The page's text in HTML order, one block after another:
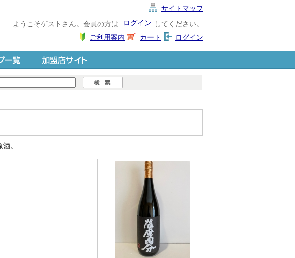
サイトマップ
してください。
ログイン
ようこそゲストさん。会員の方は
ログイン
カート
ご利用案内
覧 加盟店サイト
。